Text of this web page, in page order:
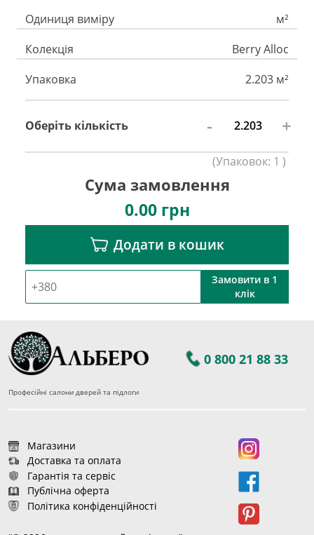
Одиниця виміру
м²
Колекція
Berry Alloc
Упаковка
2.203 м²
Оберіть кількість - +
(Упаковок: 1 )
Сума замовлення
0.00грн
Додати в кошик
Замовити в 1
клік
0 800 21 88 33
Професійні салони дверей та підлоги
Магазини
Доставка та оплата
Гарантія та сервіс
Публічна оферта
Політика конфіденційності